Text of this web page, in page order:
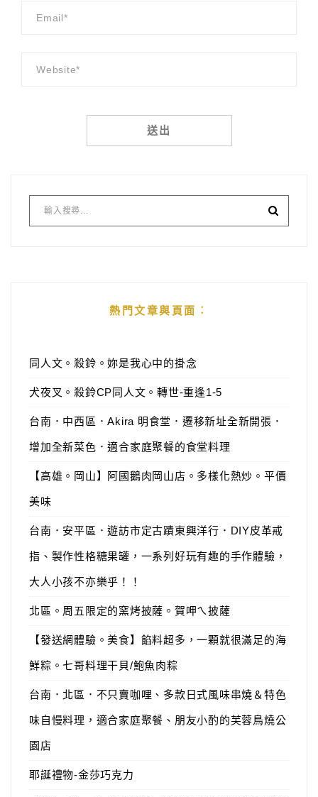
熱門文章與頁面︰
同人文。殺鈴。妳是我心中的掛念
犬夜叉。殺鈴CP同人文。轉世-重逢1-5
台南．中西區．Akira 明食堂．遷移新址全新開張．
增加全新菜色．適合家庭聚餐的食堂料理
【高雄。岡山】阿國鵝肉岡山店。多樣化熱炒。平價
美味
台南．安平區．遊訪市定古蹟東興洋行．DIY皮革戒
指、製作性格糖果罐，一系列好玩有趣的手作體驗，
大人小孩不亦樂乎！！
北區。周五限定的窯烤披薩。賀呷ㄟ披薩
【發送網體驗。美食】餡料超多，一顆就很滿足的海
鮮粽。七哥料理干貝/鮑魚肉粽
台南．北區．不只賣咖哩、多款日式風味串燒＆特色
味自慢料理，適合家庭聚餐、朋友小酌的芙蓉鳥燒公
園店
耶誕禮物-金莎巧克力